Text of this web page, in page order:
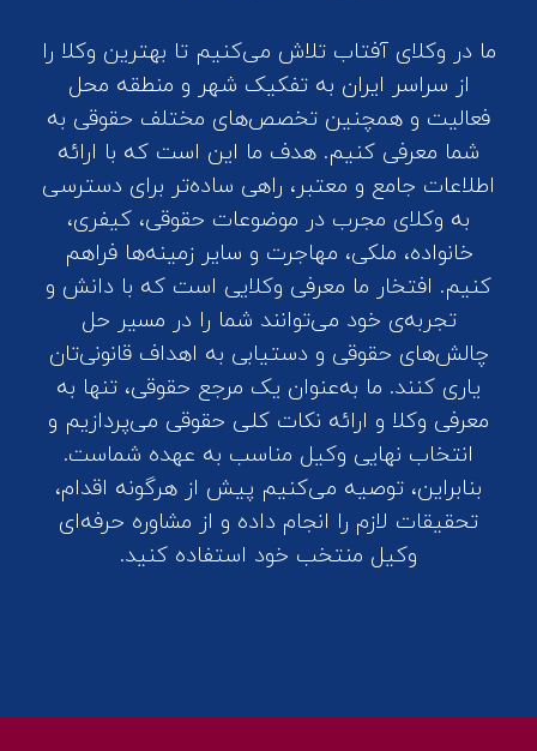
ما در وکلای آفتاب تلاش می‌کنیم تا بهترین وکلا را
از سراسر ایران به تفکیک شهر و منطقه محل
فعالیت و همچنین تخصص‌های مختلف حقوقی به
شما معرفی کنیم. هدف ما این است که با ارائه
اطلاعات جامع و معتبر، راهی ساده‌تر برای دسترسی
به وکلای مجرب در موضوعات حقوقی، کیفری،
خانواده، ملکی، مهاجرت و سایر زمینه‌ها فراهم
کنیم. افتخار ما معرفی وکلایی است که با دانش و
تجربه‌ی خود می‌توانند شما را در مسیر حل
چالش‌های حقوقی و دستیابی به اهداف قانونی‌تان
یاری کنند. ما به‌عنوان یک مرجع حقوقی، تنها به
معرفی وکلا و ارائه نکات کلی حقوقی می‌پردازیم و
انتخاب نهایی وکیل مناسب به عهده شماست.
بنابراین، توصیه می‌کنیم پیش از هرگونه اقدام،
تحقیقات لازم را انجام داده و از مشاوره حرفه‌ای
وکیل منتخب خود استفاده کنید.